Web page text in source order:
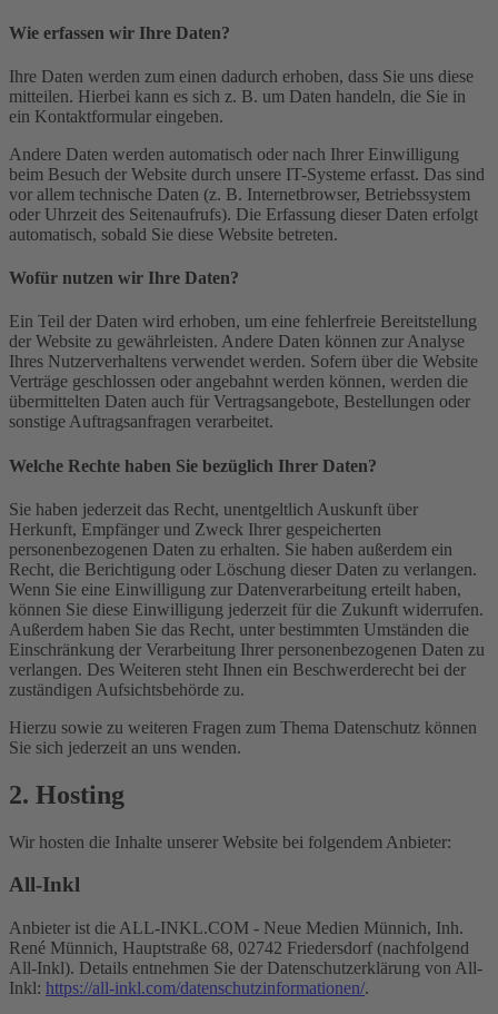
Wie erfassen wir Ihre Daten?
Ihre Daten werden zum einen dadurch erhoben, dass Sie uns diese
mitteilen. Hierbei kann es sich z. B. um Daten handeln, die Sie in
ein Kontaktformular eingeben.
Andere Daten werden automatisch oder nach Ihrer Einwilligung
beim Besuch der Website durch unsere IT-Systeme erfasst. Das sind
vor allem technische Daten (z. B. Internetbrowser, Betriebssystem
oder Uhrzeit des Seitenaufrufs). Die Erfassung dieser Daten erfolgt
automatisch, sobald Sie diese Website betreten.
Wofür nutzen wir Ihre Daten?
Ein Teil der Daten wird erhoben, um eine fehlerfreie Bereitstellung
der Website zu gewährleisten. Andere Daten können zur Analyse
Ihres Nutzerverhaltens verwendet werden. Sofern über die Website
Verträge geschlossen oder angebahnt werden können, werden die
übermittelten Daten auch für Vertragsangebote, Bestellungen oder
sonstige Auftragsanfragen verarbeitet.
Welche Rechte haben Sie bezüglich Ihrer Daten?
Sie haben jederzeit das Recht, unentgeltlich Auskunft über
Herkunft, Empfänger und Zweck Ihrer gespeicherten
personenbezogenen Daten zu erhalten. Sie haben außerdem ein
Recht, die Berichtigung oder Löschung dieser Daten zu verlangen.
Wenn Sie eine Einwilligung zur Datenverarbeitung erteilt haben,
können Sie diese Einwilligung jederzeit für die Zukunft widerrufen.
Außerdem haben Sie das Recht, unter bestimmten Umständen die
Einschränkung der Verarbeitung Ihrer personenbezogenen Daten zu
verlangen. Des Weiteren steht Ihnen ein Beschwerderecht bei der
zuständigen Aufsichtsbehörde zu.
Hierzu sowie zu weiteren Fragen zum Thema Datenschutz können
Sie sich jederzeit an uns wenden.
2. Hosting
Wir hosten die Inhalte unserer Website bei folgendem Anbieter:
All-Inkl
Anbieter ist die ALL-INKL.COM - Neue Medien Münnich, Inh.
René Münnich, Hauptstraße 68, 02742 Friedersdorf (nachfolgend
All-Inkl). Details entnehmen Sie der Datenschutzerklärung von All-
Inkl: https://all-inkl.com/datenschutzinformationen/.